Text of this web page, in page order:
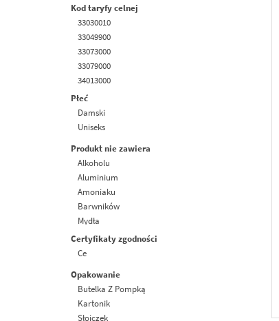
Kod taryfy celnej
33030010
33049900
33073000
33079000
34013000
Płeć
Damski
Uniseks
Produkt nie zawiera
Alkoholu
Aluminium
Amoniaku
Barwników
Mydła
Olejów Mineralnych
Parabenów
Peg
Siarczanów
Silikonów
Certyfikaty zgodności
Ce
Opakowanie
Butelka Z Pompką
Kartonik
Słoiczek